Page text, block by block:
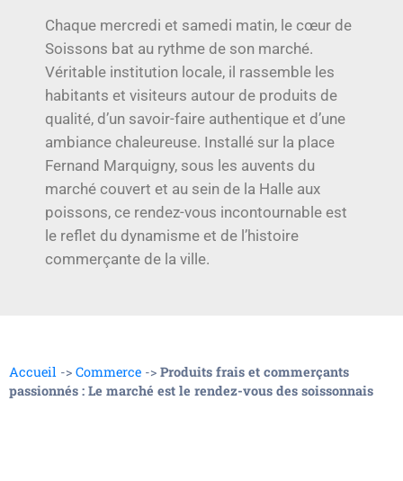
Chaque mercredi et samedi matin, le cœur de
Soissons bat au rythme de son marché.
Véritable institution locale, il rassemble les
habitants et visiteurs autour de produits de
qualité, d’un savoir-faire authentique et d’une
ambiance chaleureuse. Installé sur la place
Fernand Marquigny, sous les auvents du
marché couvert et au sein de la Halle aux
poissons, ce rendez-vous incontournable est
le reflet du dynamisme et de l’histoire
commerçante de la ville.
Accueil -> Commerce -> Produits frais et commerçants
passionnés : Le marché est le rendez-vous des soissonnais